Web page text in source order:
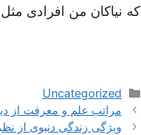
که نیاکان من افرادی
دسته‌ها
Uncategorized
ناوبری
نوشته‌ها
مراتب علم و معرفت از
ویژگی زندگی دنیوی از